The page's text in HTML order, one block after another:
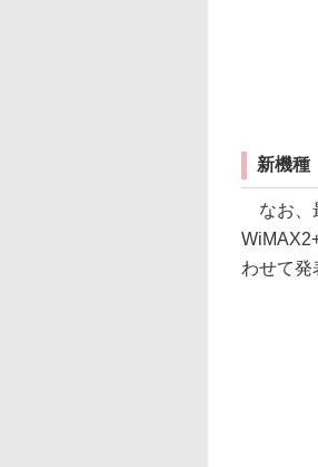
新機種
なお、
わせて発